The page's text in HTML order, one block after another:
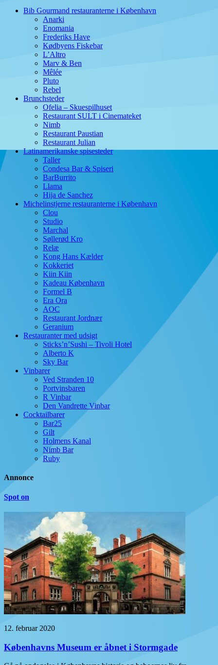
Bib Gourmand restauranterne i København
Anarki
Enomania
Frederiks Have
Kødbyens Fiskebar
L’Altro
Marv & Ben
Mêlée
Pluto
Rebel
Brunchsteder
Ofelia – Skuespilhuset
Restaurant SULT i Cinemateket
Nimb
Restaurant Paustian
Restaurant Julian
Latinamerikanske spisesteder
Taller
Condesa Bar & Spiseri
BarBurrito
Llama
Hija de Sanchez
Michelinstjerne restauranterne i København
Clou
Studio
Marchal
Søllerød Kro
Relæ
Kong Hans Kælder
Kokkeriet
Kiin Kiin
Kadeau København
Formel B
Era Ora
AOC
Restaurant Jordnær
Geranium
Restauranter med udsigt
Sticks’n’Sushi – Tivoli Hotel
Alberto K
Sky Bar
Vinbarer
Ved Stranden 10
Portvinsbaren
R Vinbar
Den Vandrette Vinbar
Cocktailbarer
Bar25
Gilt
Holmens Kanal
Nimb Bar
Ruby
Annonce
Spot on
12. februar 2020
Københavns Museum er åbnet i Stormgade